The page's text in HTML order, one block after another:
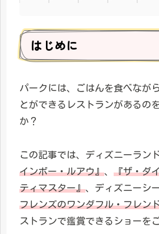
はじめに
パークには、ごはんを食べなが
とができるレストランがあるの
か？
この記事では、ディズニーラン
インボー・ルアウ』、 『ザ・ダ
ティマスター』、ディズニーシ
フレンズのワンダフル・フレン
ストランで鑑賞できるショーを